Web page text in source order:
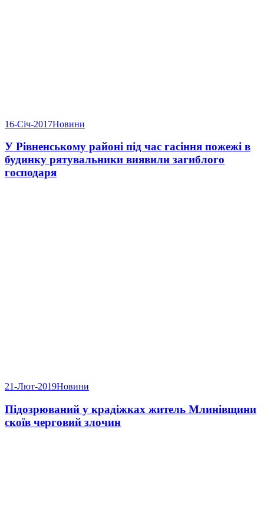
16-Січ-2017Новини
У Рівненському районі під час гасіння пожежі в
будинку рятувальники виявили загиблого
господаря
21-Лют-2019Новини
Підозрюваний у крадіжках житель Млинівщини
скоїв черговий злочин